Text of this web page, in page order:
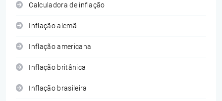
Calculadora de inflação
Inflação alemã
Inflação americana
Inflação britânica
Inflação brasileira